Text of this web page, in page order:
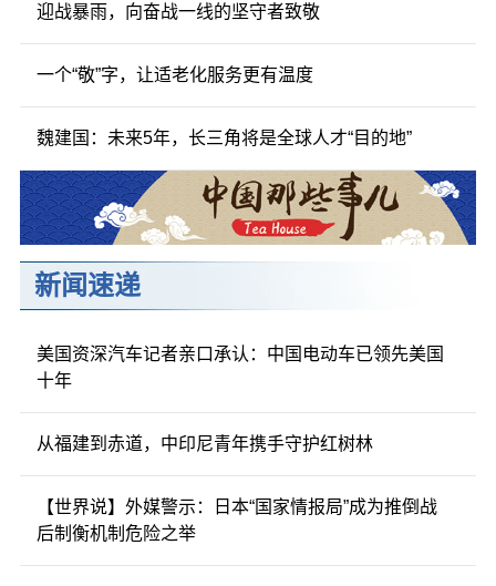
迎战暴雨，向奋战一线的坚守者致敬
一个“敬”字，让适老化服务更有温度
魏建国：未来5年，长三角将是全球人才“目的地”
新闻速递
美国资深汽车记者亲口承认：中国电动车已领先美国
十年
从福建到赤道，中印尼青年携手守护红树林
【世界说】外媒警示：日本“国家情报局”成为推倒战
后制衡机制危险之举